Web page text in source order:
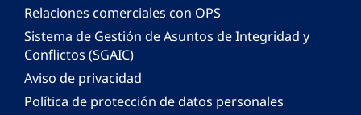
Relaciones comerciales con OPS
Sistema de Gestión de Asuntos de Integridad y
Conflictos (SGAIC)
Aviso de privacidad
Política de protección de datos personales